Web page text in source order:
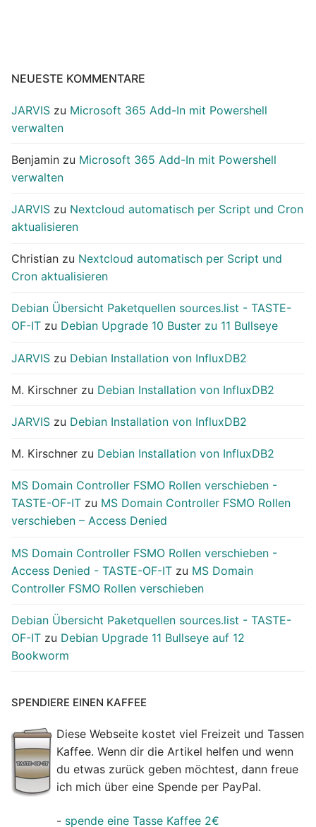
NEUESTE KOMMENTARE
JARVIS zu Microsoft 365 Add-In mit Powershell
verwalten
Benjamin zu Microsoft 365 Add-In mit Powershell
verwalten
JARVIS zu Nextcloud automatisch per Script und Cron
aktualisieren
Christian zu Nextcloud automatisch per Script und
Cron aktualisieren
Debian Übersicht Paketquellen sources.list - TASTE-
OF-IT zu Debian Upgrade 10 Buster zu 11 Bullseye
JARVIS zu Debian Installation von InfluxDB2
M. Kirschner zu Debian Installation von InfluxDB2
JARVIS zu Debian Installation von InfluxDB2
M. Kirschner zu Debian Installation von InfluxDB2
MS Domain Controller FSMO Rollen verschieben -
TASTE-OF-IT zu MS Domain Controller FSMO Rollen
verschieben – Access Denied
MS Domain Controller FSMO Rollen verschieben -
Access Denied - TASTE-OF-IT zu MS Domain
Controller FSMO Rollen verschieben
Debian Übersicht Paketquellen sources.list - TASTE-
OF-IT zu Debian Upgrade 11 Bullseye auf 12
Bookworm
SPENDIERE EINEN KAFFEE
Diese Webseite kostet viel Freizeit und Tassen
Kaffee. Wenn dir die Artikel helfen und wenn
du etwas zurück geben möchtest, dann freue
ich mich über eine Spende per PayPal.
- spende eine Tasse Kaffee 2€